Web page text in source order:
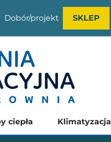
Dobór/projekt SKLEP
ciepła Klimatyzacja